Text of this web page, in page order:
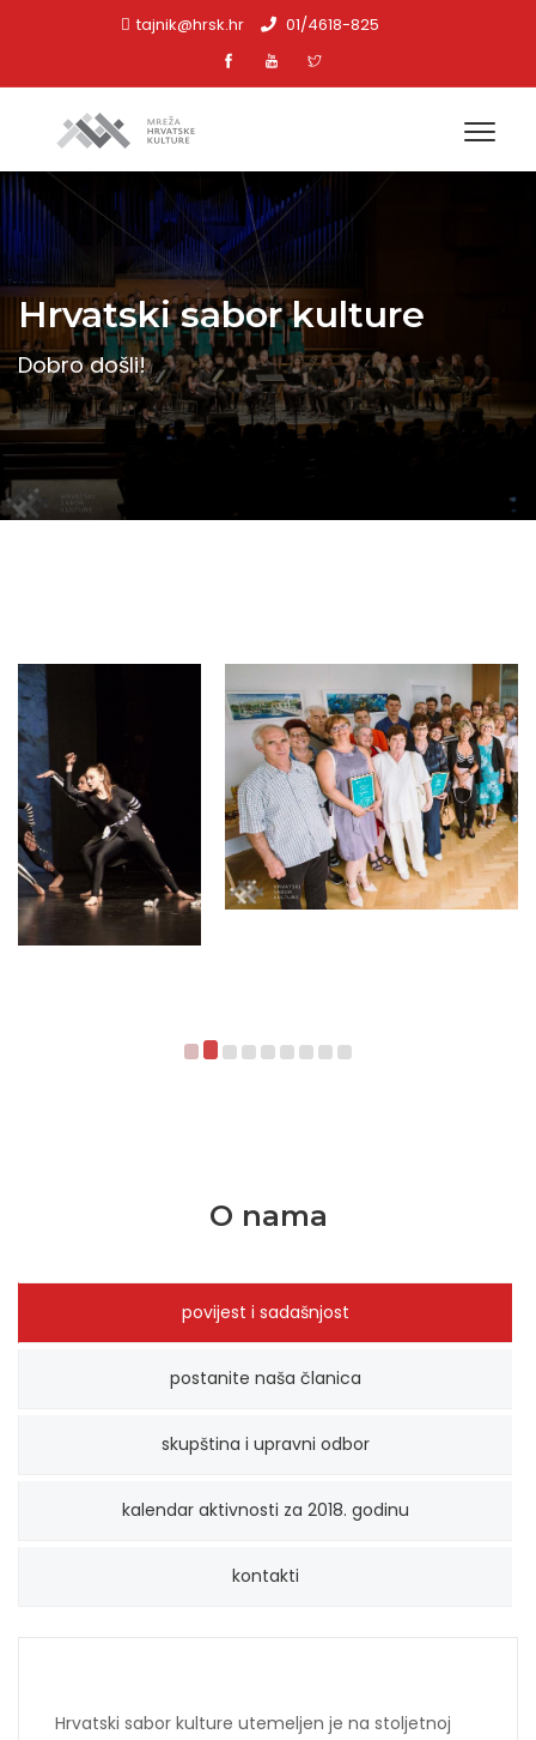
tajnik@hrsk.hr 01/4618-825
Hrvatski sabor kulture
Dobro došli!
O nama
povijest i sadašnjost
postanite naša članica
skupština i upravni odbor
kalendar aktivnosti za 2018. godinu
kontakti
Hrvatski sabor kulture utemeljen je na stoljetnoj